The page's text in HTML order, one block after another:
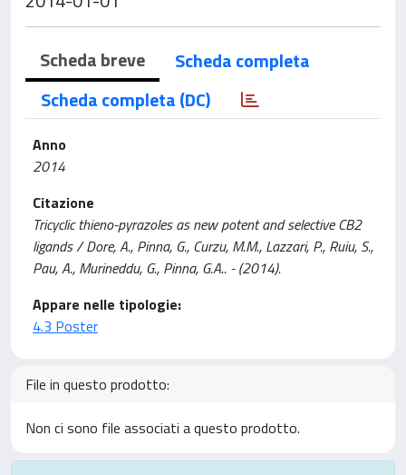
Scheda breve
Scheda completa
Scheda completa (DC)
Anno
2014
Citazione
Tricyclic thieno-pyrazoles as new potent and selective CB2
ligands / Dore, A., Pinna, G., Curzu, M.M., Lazzari, P., Ruiu, S.,
Pau, A., Murineddu, G., Pinna, G.A.. - (2014).
Appare nelle tipologie:
4.3 Poster
File in questo prodotto:
Non ci sono file associati a questo prodotto.